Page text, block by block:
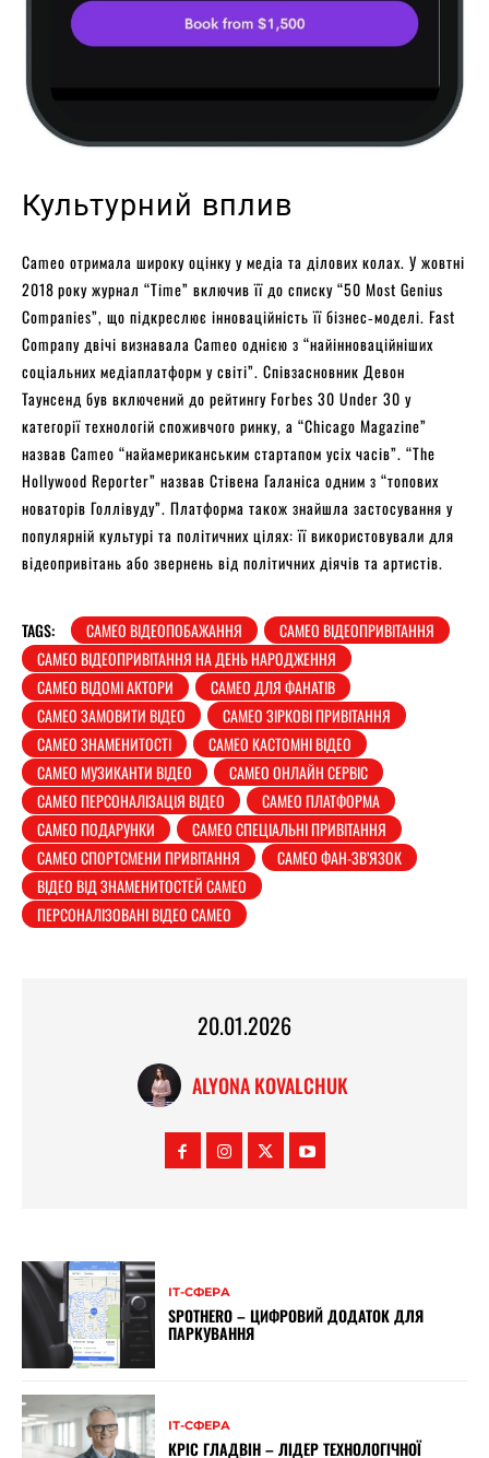
Культурний вплив
Cameo отримала широку оцінку у медіа та ділових колах. У жовтні
2018 року журнал “Time” включив її до списку “50 Most Genius
Companies”, що підкреслює інноваційність її бізнес‑моделі. Fast
Company двічі визнавала Cameo однією з “найінноваційніших
соціальних медіаплатформ у світі”. Співзасновник Девон
Таунсенд був включений до рейтингу Forbes 30 Under 30 у
категорії технологій споживчого ринку, а “Chicago Magazine”
назвав Cameo “найамериканським стартапом усіх часів”. “The
Hollywood Reporter” назвав Стівена Галаніса одним з “топових
новаторів Голлівуду”. Платформа також знайшла застосування у
популярній культурі та політичних цілях: її використовували для
відеопривітань або звернень від політичних діячів та артистів.
TAGS: CAMEO ВІДЕОПОБАЖАННЯ
CAMEO ВІДЕОПРИВІТАННЯ
CAMEO ВІДЕОПРИВІТАННЯ НА ДЕНЬ НАРОДЖЕННЯ
CAMEO ВІДОМІ АКТОРИ
CAMEO ДЛЯ ФАНАТІВ
CAMEO ЗАМОВИТИ ВІДЕО
CAMEO ЗІРКОВІ ПРИВІТАННЯ
CAMEO ЗНАМЕНИТОСТІ
CAMEO КАСТОМНІ ВІДЕО
CAMEO МУЗИКАНТИ ВІДЕО
CAMEO ОНЛАЙН СЕРВІС
CAMEO ПЕРСОНАЛІЗАЦІЯ ВІДЕО
CAMEO ПЛАТФОРМА
CAMEO ПОДАРУНКИ
CAMEO СПЕЦІАЛЬНІ ПРИВІТАННЯ
CAMEO СПОРТСМЕНИ ПРИВІТАННЯ
CAMEO ФАН-ЗВ’ЯЗОК
ВІДЕО ВІД ЗНАМЕНИТОСТЕЙ CAMEO
ПЕРСОНАЛІЗОВАНІ ВІДЕО CAMEO
20.01.2026
ALYONA KOVALCHUK
ІТ-СФЕРА
SPOTHERO – ЦИФРОВИЙ ДОДАТОК ДЛЯ
ПАРКУВАННЯ
ІТ-СФЕРА
КРІС ГЛАДВІН – ЛІДЕР ТЕХНОЛОГІЧНОЇ